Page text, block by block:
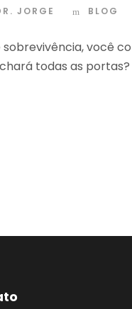
JORGE BLOG
você
todas as portas?